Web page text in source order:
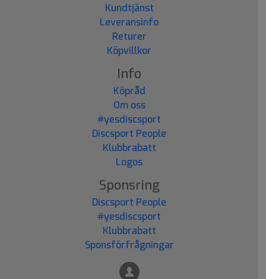
Kundtjänst
Leveransinfo
Returer
Köpvillkor
Info
Köpråd
Om oss
#yesdiscsport
Discsport People
Klubbrabatt
Logos
Sponsring
Discsport People
#yesdiscsport
Klubbrabatt
Sponsförfrågningar